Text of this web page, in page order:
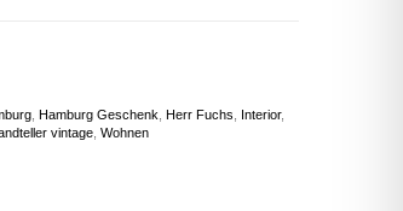
, Hamburg Geschenk Herr Fuchs Interior,
vintage, Wohnen